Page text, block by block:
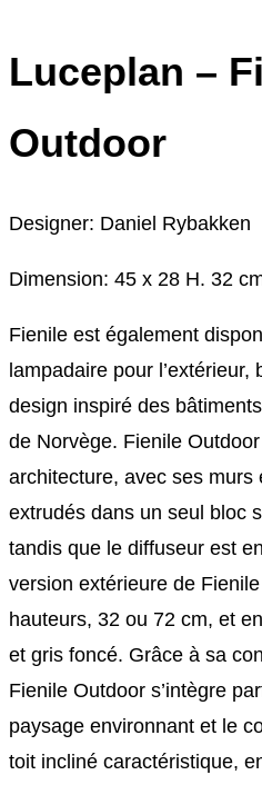
Luceplan –
Outdoor
Designer: Daniel Rybakken
Dimension: 45 x 28 H. 32
Fienile est également
lampadaire pour
design inspiré des
de Norvège. Fienile
architecture, avec ses murs
extrudés dans un seul bloc
tandis que le diffuseur est
version extérieure de
hauteurs, 32 ou 72 cm, et
et gris foncé. Grâce à sa
Fienile Outdoor s’intègre
paysage environnant et le
toit incliné caractéristique,